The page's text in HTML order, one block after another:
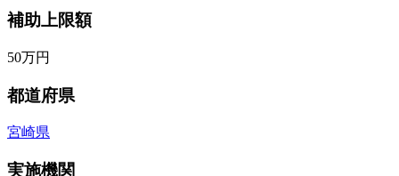
補助上限額
50万円
都道府県
宮崎県
実施機関